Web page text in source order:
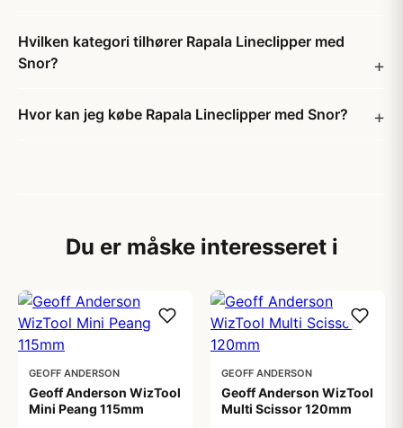
Hvilken kategori tilhører Rapala Lineclipper med
Snor?
Hvor kan jeg købe Rapala Lineclipper med Snor?
Du er måske interesseret i
GEOFF ANDERSON
Geoff Anderson WizTool
Mini Peang 115mm
GEOFF ANDERSON
Geoff Anderson WizTool
Multi Scissor 120mm